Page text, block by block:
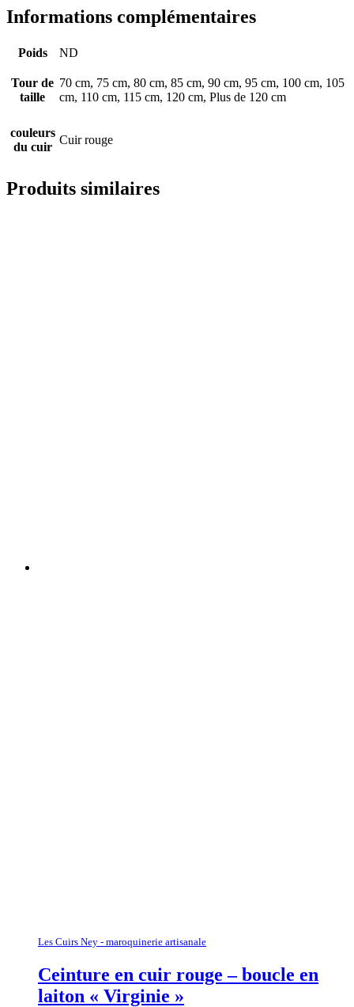
Informations complémentaires
Poids ND
Tour de
taille
70 cm, 75 cm, 80 cm, 85 cm, 90 cm, 95 cm, 100 cm, 105
cm, 110 cm, 115 cm, 120 cm, Plus de 120 cm
couleurs
du cuir
Cuir rouge
Produits similaires
Les Cuirs Ney - maroquinerie artisanale
Ceinture en cuir rouge – boucle en
laiton « Virginie »